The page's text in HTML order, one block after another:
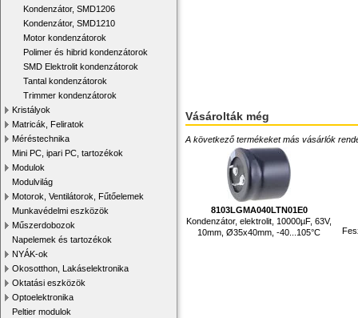
Kondenzátor, SMD1206
Kondenzátor, SMD1210
Motor kondenzátorok
Polimer és hibrid kondenzátorok
SMD Elektrolit kondenzátorok
Tantal kondenzátorok
Trimmer kondenzátorok
Kristályok
Matricák, Feliratok
Méréstechnika
Mini PC, ipari PC, tartozékok
Modulok
Modulvilág
Motorok, Ventilátorok, Fűtőelemek
Munkavédelmi eszközök
Műszerdobozok
Napelemek és tartozékok
NYÁK-ok
Okosotthon, Lakáselektronika
Oktatási eszközök
Optoelektronika
Peltier modulok
Vásárolták még
A következő termékeket más vásárlók
8103LGMA040LTN01E0
Kondenzátor, elektrolit, 10000µF, 63V,
10mm, Ø35x40mm, -40...105°C